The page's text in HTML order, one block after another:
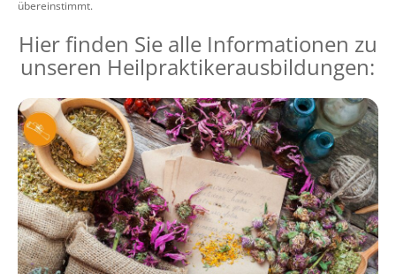
übereinstimmt.
Hier finden Sie alle Informationen zu
unseren Heilpraktikerausbildungen: